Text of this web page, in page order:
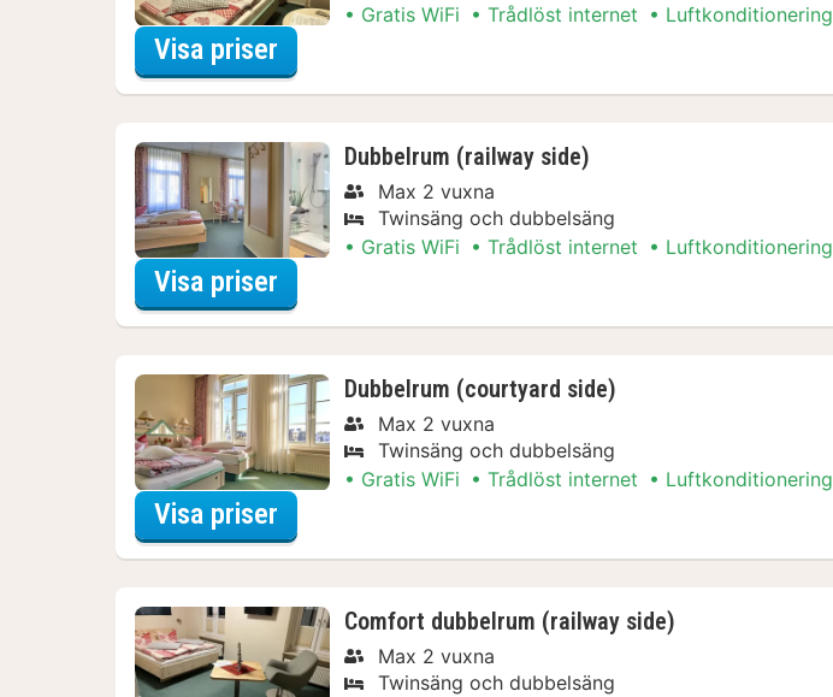
Gratis WiFi
Trådlöst internet Luftkonditionering
Visa priser
Dubbelrum (railway side)
Max 2 vuxna
Twinsäng och dubbelsäng
Gratis WiFi
Trådlöst internet Luftkonditionering
Visa priser
Dubbelrum (courtyard side)
Max 2 vuxna
Twinsäng och dubbelsäng
Gratis WiFi
Trådlöst internet Luftkonditionering
Visa priser
Comfort dubbelrum (railway side)
Max 2 vuxna
Twinsäng och dubbelsäng